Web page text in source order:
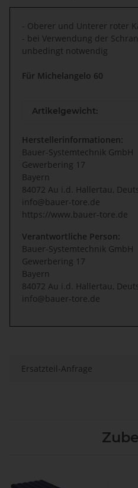
- Oberer und Unterer roter
- bei Verwendung der
unbedingt notwendig
Für Michelangelo 60
Artikelgewicht:
Herstellerinformationen:
Bauer-Systemtechnik GmbH
Gewerbering 17
Bayern
84072 Au i.d. Hallertau,
info@bauer-tore.de
https://www.bauer-tore.de
Verantwortliche Person:
Bauer-Systemtechnik GmbH
Gewerbering 17
Bayern
84072 Au i.d. Hallertau,
info@bauer-tore.de
Ersatzteil-Anfrage